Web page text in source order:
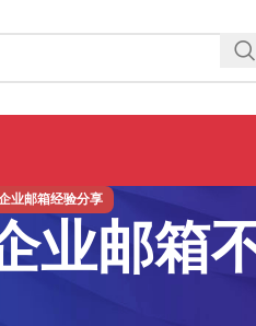
业邮箱经验分享
业邮箱